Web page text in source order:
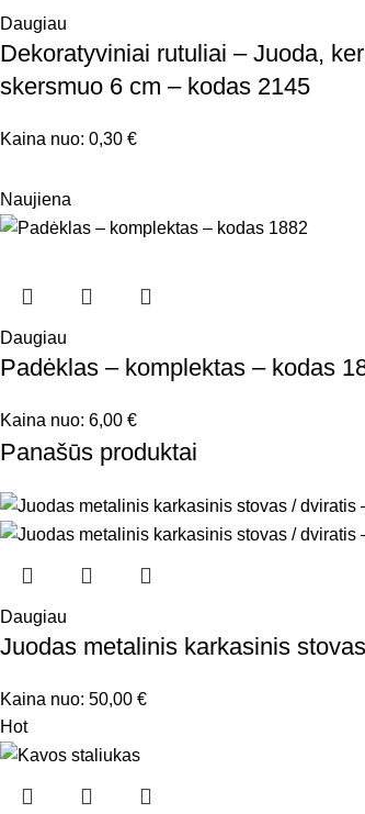
Daugiau
Dekoratyviniai rutuliai – Juoda,
skersmuo 6 cm – kodas 2145
Kaina nuo: 0,30 €
Naujiena
Daugiau
Padėklas – komplektas – kodas
Kaina nuo: 6,00 €
Panašūs produktai
Daugiau
Juodas metalinis karkasinis
Kaina nuo: 50,00 €
Hot